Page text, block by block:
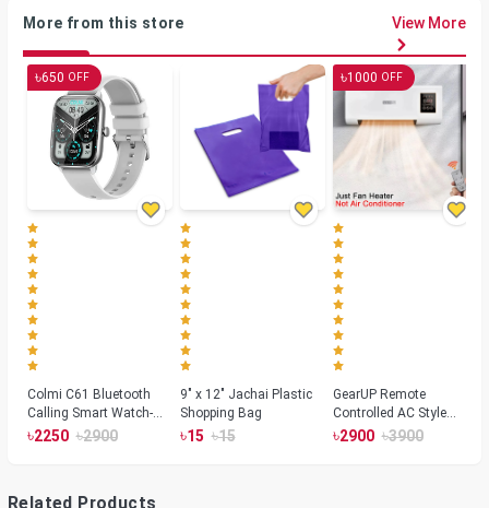
More from this store View More
৳650 OFF
Colmi C61 Bluetooth
Calling Smart Watch-
Silver Color
৳2250 ৳2900
9" x 12" Jachai Plastic
Shopping Bag
৳15 ৳15
৳1000 OFF
GearUP Remote
Controlled AC Style
Room Heater 1800
৳2900 ৳3900
Related Products